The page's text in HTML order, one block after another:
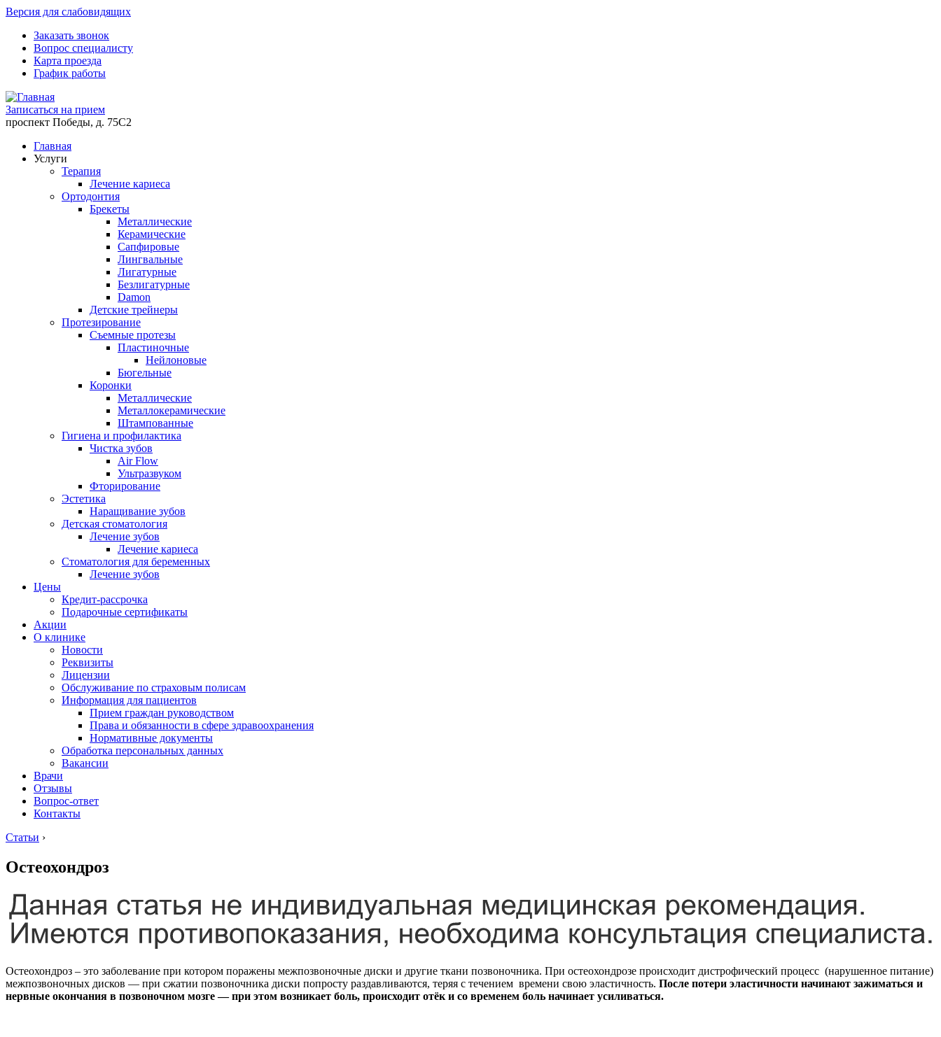
Версия для слабовидящих
Заказать звонок
Вопрос специалисту
Карта проезда
График работы
Записаться на прием
проспект Победы, д. 75C2
Главная
Услуги
Терапия
Лечение кариеса
Ортодонтия
Брекеты
Металлические
Керамические
Cапфировые
Лингвальные
Лигатурные
Безлигатурные
Damon
Детские трейнеры
Протезирование
Съемные протезы
Пластиночные
Нейлоновые
Бюгельные
Коронки
Металлические
Металлокерамические
Штампованные
Гигиена и профилактика
Чистка зубов
Air Flow
Ультразвуком
Фторирование
Эстетика
Наращивание зубов
Детская стоматология
Лечение зубов
Лечение кариеса
Стоматология для беременных
Лечение зубов
Цены
Кредит-рассрочка
Подарочные сертификаты
Акции
О клинике
Новости
Реквизиты
Лицензии
Обслуживание по страховым полисам
Информация для пациентов
Прием граждан руководством
Права и обязанности в сфере здравоохранения
Нормативные документы
Обработка персональных данных
Вакансии
Врачи
Отзывы
Вопрос-ответ
Контакты
Статьи ›
Остеохондроз
Остеохондроз – это заболевание при котором поражены межпозвоночные диски и другие ткани позвоночника. При остеохондрозе происходит дистрофический процесс (нарушенное питание)
межпозвоночных дисков — при сжатии позвоночника диски попросту раздавливаются, теряя с течением времени свою эластичность. После потери эластичности начинают зажиматься и
нервные окончания в позвоночном мозге — при этом возникает боль, происходит отёк и со временем боль начинает усиливаться.